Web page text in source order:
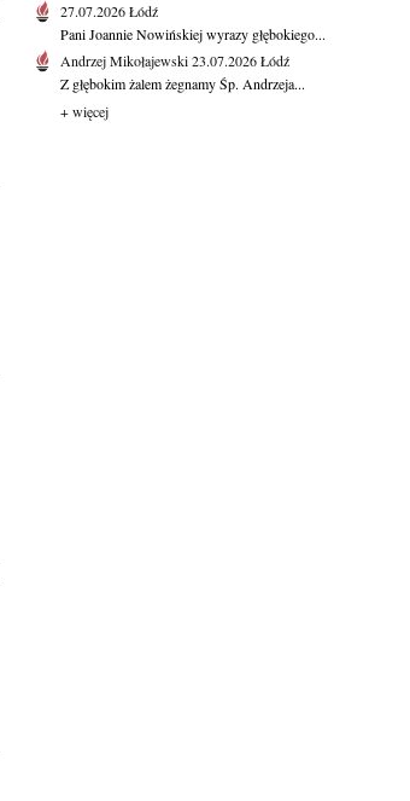
27.07.2026Łódź
Pani Joannie Nowińskiej wyrazy głębokiego...
Andrzej Mikołajewski23.07.2026Łódź
Z głębokim żalem żegnamy Śp. Andrzeja...
+ więcej